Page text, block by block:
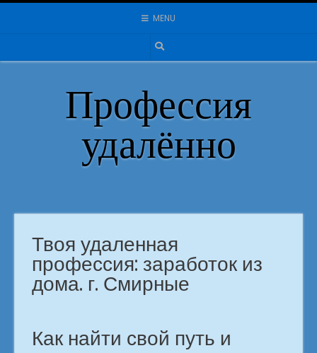
Skip
MENU
Профессия
удалённо
Твоя удаленная
профессия: заработок из
дома. г. Смирные
Как найти свой путь и